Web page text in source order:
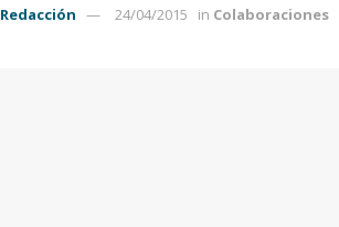
Redacción 24/04/2015 in Colaboraciones